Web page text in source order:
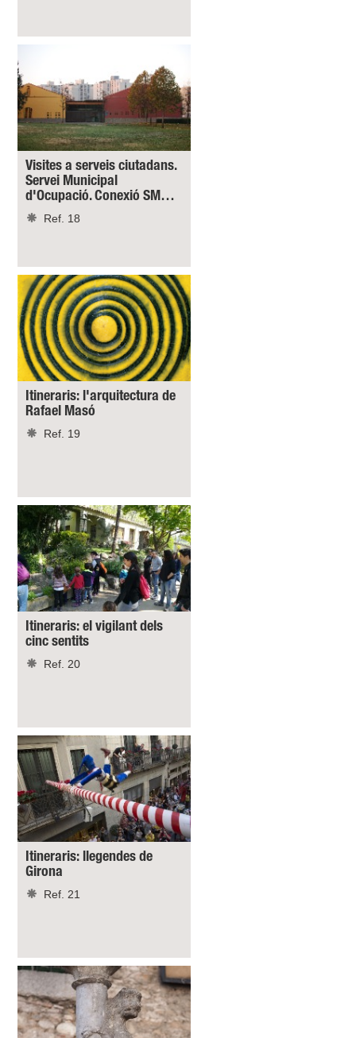
Visites a serveis ciutadans.
Servei Municipal
d'Ocupació. Conexió SM…
Ref. 18
Itineraris: l'arquitectura de
Rafael Masó
Ref. 19
Itineraris: el vigilant dels
cinc sentits
Ref. 20
Itineraris: llegendes de
Girona
Ref. 21